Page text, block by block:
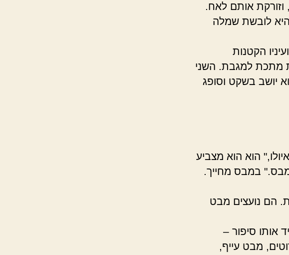
אותם לאח.
היא לובשת שמלה
הקטנות
מתכת למגבת. השני
יושב בשקט וסופג
הוא הוא מצביע
במבס מחייך.
הם נועצים מבט
אותו סיפור –
מבט עייף,